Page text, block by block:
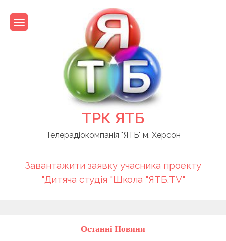
content
ТРК ЯТБ
Телерадіокомпанія "ЯТБ" м. Херсон
Завантажити заявку учасника проекту
"Дитяча студія "Школа "ЯТБ.TV"
Останні Новини